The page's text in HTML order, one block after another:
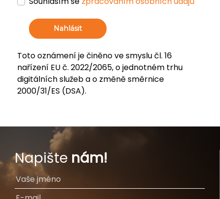
Nahlásit
Toto oznámení je činěno ve smyslu čl. 16
nařízení EU č. 2022/2065, o jednotném trhu
digitálních služeb a o změně směrnice
2000/31/ES (DSA).
Napište nám!